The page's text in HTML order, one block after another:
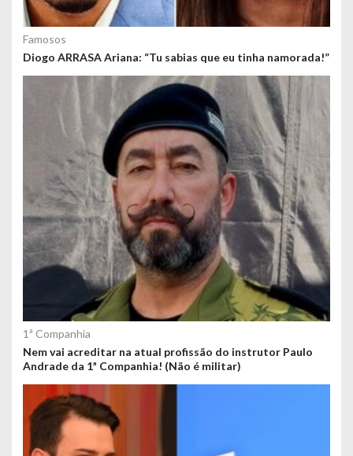
Famosos
Diogo ARRASA Ariana: “Tu sabias que eu tinha namorada!”
1ª Companhia
Nem vai acreditar na atual profissão do instrutor Paulo
Andrade da 1ª Companhia! (Não é militar)